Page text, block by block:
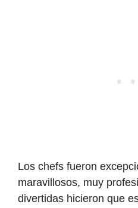
Los chefs fueron
maravillosos, muy
divertidas hicieron que